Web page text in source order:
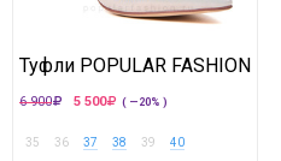
Туфли POPULAR FASHION
6 900 5 500 ( —20% )
35 36 37 38 39 40